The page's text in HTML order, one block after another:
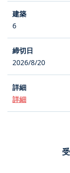
6
2026/8/20
詳細